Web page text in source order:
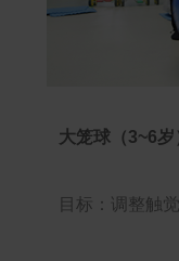
大笼球（3~6岁
目标：调整触